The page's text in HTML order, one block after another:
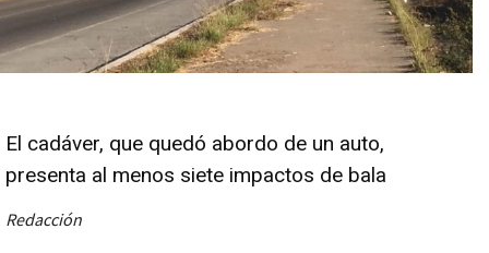
El cadáver, que quedó abordo de un auto,
presenta al menos siete impactos de bala
Redacción